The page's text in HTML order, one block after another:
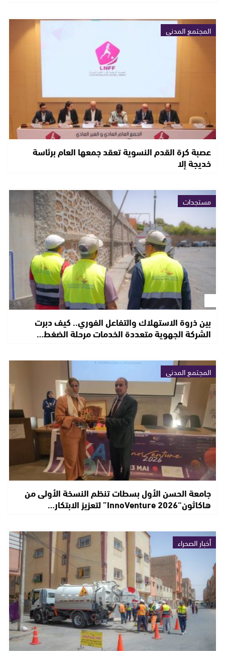
المجتمع المدني
عصبة كرة القدم النسوية تعقد جمعها العام برئاسة
خديجة إلا
مستجدات
بين ذروة الاستهلاك والتفاعل الفوري.. كيف دبرت
الشركة الجهوية متعددة الخدمات مرحلة الضغط…
المجتمع المدني
جامعة الحسن الأول بسطات تنظم النسخة الأولى من
هاكاثون“InnoVenture 2026” لتعزيز الابتكار…
أخبار الصحراء